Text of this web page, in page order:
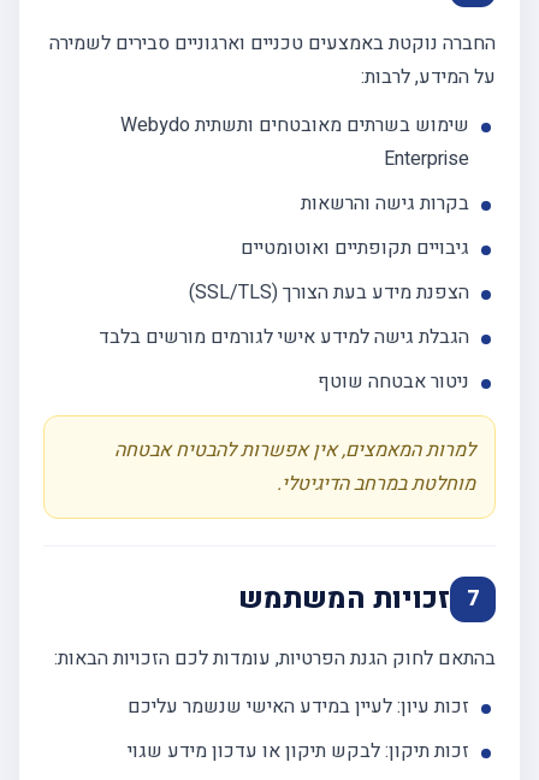
החברה נוקטת באמצעים טכניים וארגוניים סבירים לשמירה
על המידע, לרבות:
שימוש בשרתים מאובטחים ותשתית Webydo
Enterprise
בקרות גישה והרשאות
גיבויים תקופתיים ואוטומטיים
הצפנת מידע בעת הצורך (SSL/TLS)
הגבלת גישה למידע אישי לגורמים מורשים בלבד
ניטור אבטחה שוטף
למרות המאמצים, אין אפשרות להבטיח אבטחה
מוחלטת במרחב הדיגיטלי.
7 זכויות המשתמש
בהתאם לחוק הגנת הפרטיות, עומדות לכם הזכויות הבאות:
זכות עיון: לעיין במידע האישי שנשמר עליכם
זכות תיקון: לבקש תיקון או עדכון מידע שגוי